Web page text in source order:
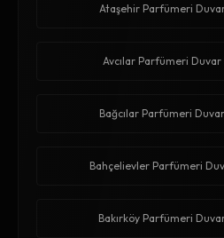
Ataşehir Parfümeri
Avcılar Parfümeri
Bağcılar Parfümeri
Bahçelievler Parfümeri
Bakırköy Parfümeri